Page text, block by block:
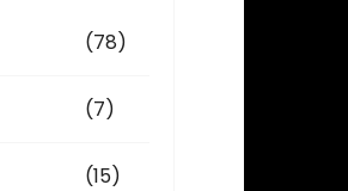
(78)
(7)
(15)